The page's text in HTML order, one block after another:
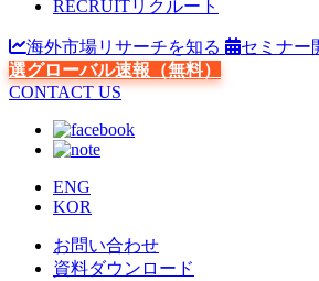
RECRUITリクルート
海外市場リサーチを知る セミナー
選グローバル速報（無料）
CONTACT US
ENG
KOR
お問い合わせ
資料ダウンロード